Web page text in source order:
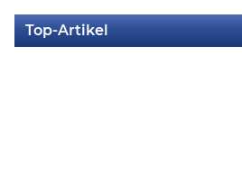
Top-Artikel